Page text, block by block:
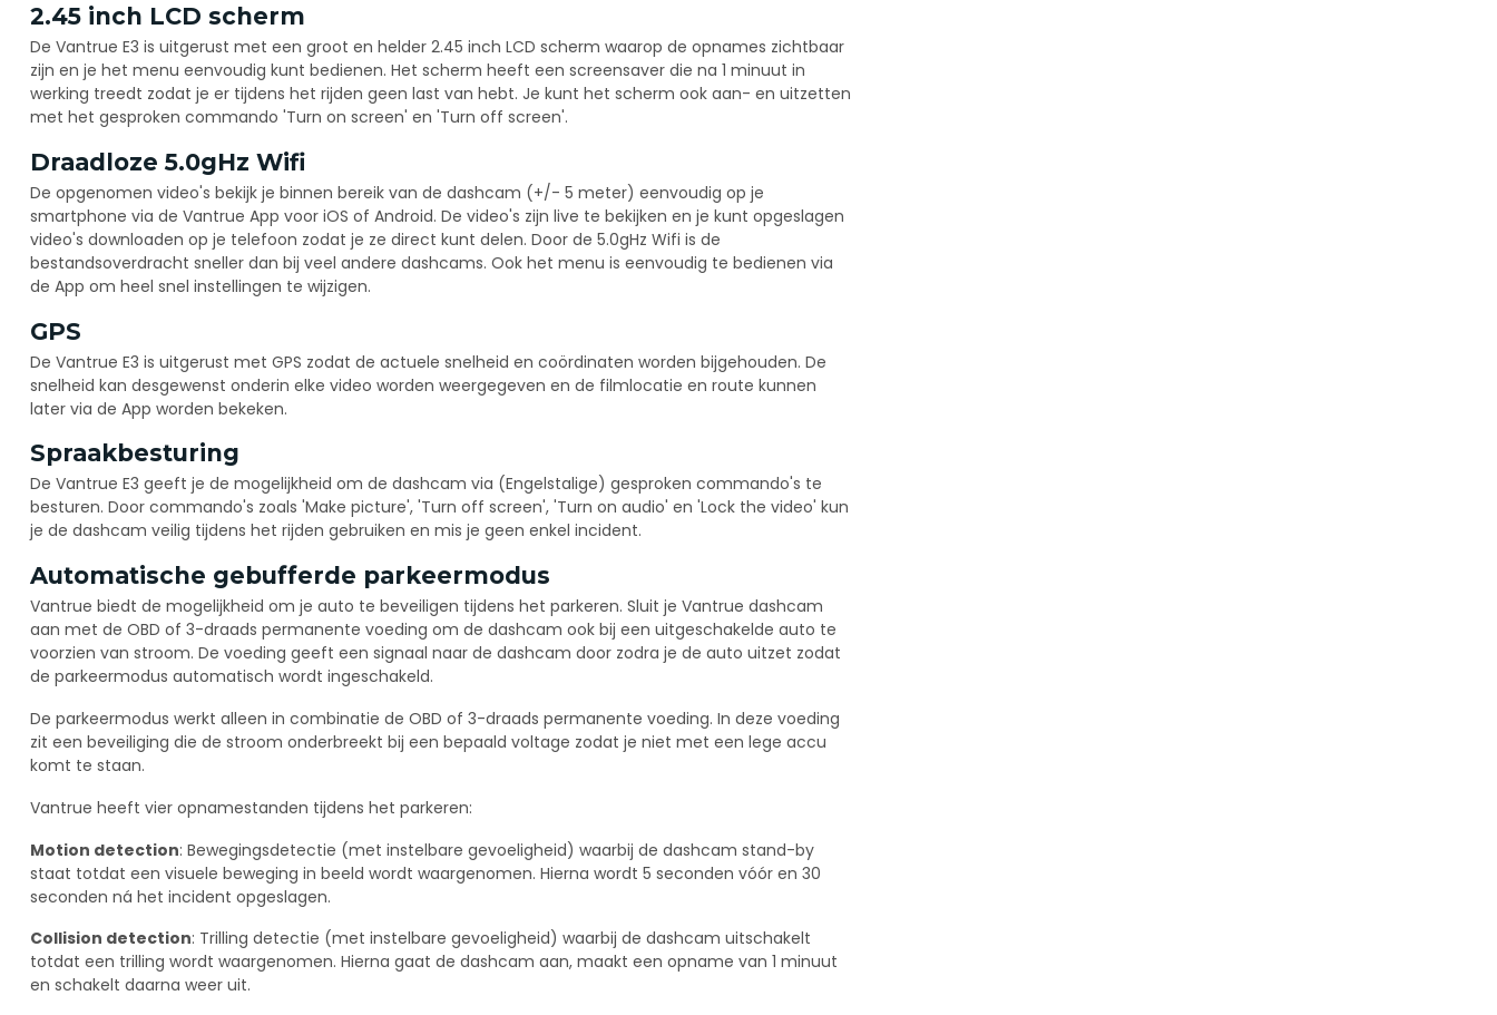
2.45 inch LCD scherm
De Vantrue E3 is uitgerust met een groot en helder 2.45 inch LCD scherm waarop de opnames zichtbaar
zijn en je het menu eenvoudig kunt bedienen. Het scherm heeft een screensaver die na 1 minuut in
werking treedt zodat je er tijdens het rijden geen last van hebt. Je kunt het scherm ook aan- en uitzetten
met het gesproken commando 'Turn on screen' en 'Turn off screen'.
Draadloze 5.0gHz Wifi
De opgenomen video's bekijk je binnen bereik van de dashcam (+/- 5 meter) eenvoudig op je
smartphone via de Vantrue App voor iOS of Android. De video's zijn live te bekijken en je kunt opgeslagen
video's downloaden op je telefoon zodat je ze direct kunt delen. Door de 5.0gHz Wifi is de
bestandsoverdracht sneller dan bij veel andere dashcams. Ook het menu is eenvoudig te bedienen via
de App om heel snel instellingen te wijzigen.
GPS
De Vantrue E3 is uitgerust met GPS zodat de actuele snelheid en coördinaten worden bijgehouden. De
snelheid kan desgewenst onderin elke video worden weergegeven en de filmlocatie en route kunnen
later via de App worden bekeken.
Spraakbesturing
De Vantrue E3 geeft je de mogelijkheid om de dashcam via (Engelstalige) gesproken commando's te
besturen. Door commando's zoals 'Make picture', 'Turn off screen', 'Turn on audio' en 'Lock the video' kun
je de dashcam veilig tijdens het rijden gebruiken en mis je geen enkel incident.
Automatische gebufferde parkeermodus
Vantrue biedt de mogelijkheid om je auto te beveiligen tijdens het parkeren. Sluit je Vantrue dashcam
aan met de OBD of 3-draads permanente voeding om de dashcam ook bij een uitgeschakelde auto te
voorzien van stroom. De voeding geeft een signaal naar de dashcam door zodra je de auto uitzet zodat
de parkeermodus automatisch wordt ingeschakeld.
De parkeermodus werkt alleen in combinatie de OBD of 3-draads permanente voeding. In deze voeding
zit een beveiliging die de stroom onderbreekt bij een bepaald voltage zodat je niet met een lege accu
komt te staan.
Vantrue heeft vier opnamestanden tijdens het parkeren:
Motion detection: Bewegingsdetectie (met instelbare gevoeligheid) waarbij de dashcam stand-by
staat totdat een visuele beweging in beeld wordt waargenomen. Hierna wordt 5 seconden vóór en 30
seconden ná het incident opgeslagen.
Collision detection: Trilling detectie (met instelbare gevoeligheid) waarbij de dashcam uitschakelt
totdat een trilling wordt waargenomen. Hierna gaat de dashcam aan, maakt een opname van 1 minuut
en schakelt daarna weer uit.